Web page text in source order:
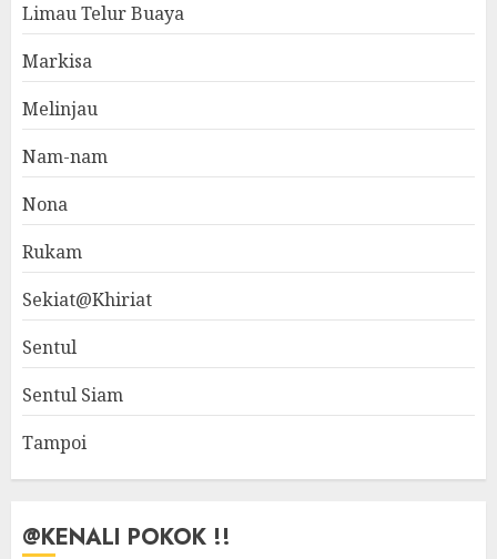
Limau Telur Buaya
Markisa
Melinjau
Nam-nam
Nona
Rukam
Sekiat@Khiriat
Sentul
Sentul Siam
Tampoi
@KENALI POKOK !!